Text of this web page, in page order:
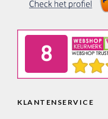
KLANTENSERVICE